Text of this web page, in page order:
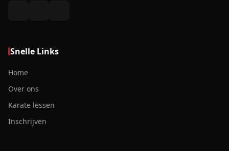
Snelle Links
Home
Over ons
Karate lessen
Inschrijven